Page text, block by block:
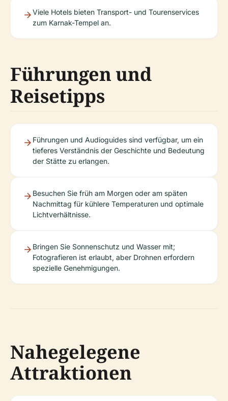
Viele Hotels bieten Transport- und Tourenservices
zum Karnak-Tempel an.
Führungen und
Reisetipps
Führungen und Audioguides sind verfügbar, um ein
tieferes Verständnis der Geschichte und Bedeutung
der Stätte zu erlangen.
Besuchen Sie früh am Morgen oder am späten
Nachmittag für kühlere Temperaturen und optimale
Lichtverhältnisse.
Bringen Sie Sonnenschutz und Wasser mit;
Fotografieren ist erlaubt, aber Drohnen erfordern
spezielle Genehmigungen.
Nahegelegene
Attraktionen